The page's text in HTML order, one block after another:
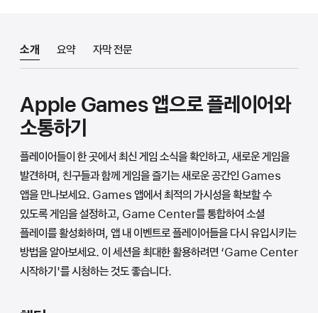
소개 요약 자막 전문
Apple Games 앱으로 플레이어와
소통하기
플레이어들이 한 곳에서 최신 게임 소식을 확인하고, 새로운 게임을
발견하며, 친구들과 함께 게임을 즐기는 새로운 공간인 Games
앱을 만나보세요. Games 앱에서 최적의 가시성을 확보할 수
있도록 게임을 설정하고, Game Center를 통합하여 소셜
플레이를 활성화하며, 앱 내 이벤트로 플레이어들을 다시 유입시키는
방법을 알아보세요. 이 세션을 최대한 활용하려면 ‘Game Center
시작하기'를 시청하는 것도 좋습니다.